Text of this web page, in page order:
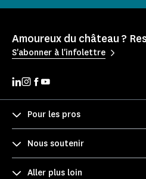
Amoureux du château ?
S'abonner à l'infolettre
Pour les pros
Nous soutenir
Aller plus loin